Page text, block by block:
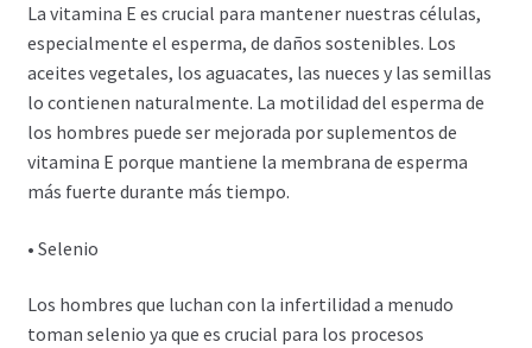
La vitamina E es crucial para mantener nuestras células,
especialmente el esperma, de daños sostenibles. Los
aceites vegetales, los aguacates, las nueces y las semillas
lo contienen naturalmente. La motilidad del esperma de
los hombres puede ser mejorada por suplementos de
vitamina E porque mantiene la membrana de esperma
más fuerte durante más tiempo.
• Selenio
Los hombres que luchan con la infertilidad a menudo
toman selenio ya que es crucial para los procesos